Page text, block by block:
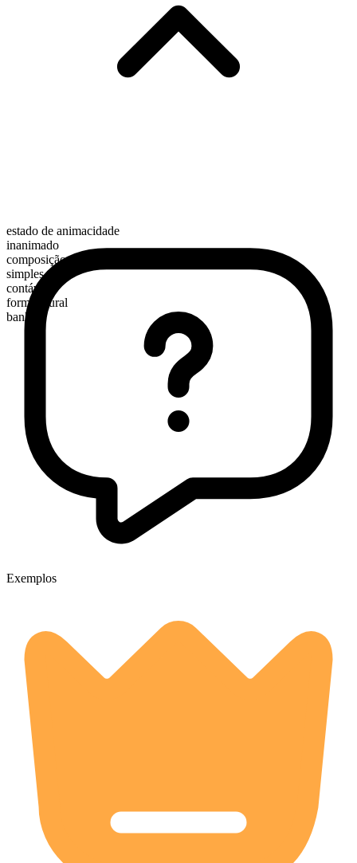
estado de animacidade
inanimado
composição morfológica
simples
contável
forma plural
banks
Exemplos